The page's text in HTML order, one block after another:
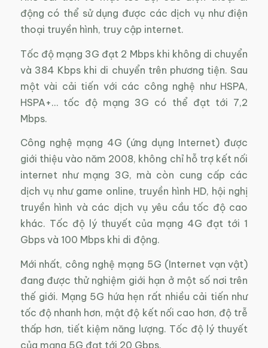
động có thể sử dụng được các dịch vụ như điện
thoại truyền hình, truy cập internet.
Tốc độ mạng 3G đạt 2 Mbps khi không di chuyển
và 384 Kbps khi di chuyển trên phương tiện. Sau
một vài cải tiến với các công nghệ như HSPA,
HSPA+… tốc độ mạng 3G có thể đạt tới 7,2
Mbps.
Công nghệ mạng 4G (ứng dụng Internet) được
giới thiệu vào năm 2008, không chỉ hỗ trợ kết nối
internet như mạng 3G, mà còn cung cấp các
dịch vụ như game online, truyền hình HD, hội nghị
truyền hình và các dịch vụ yêu cầu tốc độ cao
khác. Tốc độ lý thuyết của mạng 4G đạt tới 1
Gbps và 100 Mbps khi di động.
Mới nhất, công nghệ mạng 5G (Internet vạn vật)
đang được thử nghiệm giới hạn ở một số nơi trên
thế giới. Mạng 5G hứa hẹn rất nhiều cải tiến như
tốc độ nhanh hơn, mật độ kết nối cao hơn, độ trễ
thấp hơn, tiết kiệm năng lượng. Tốc độ lý thuyết
của mạng 5G đạt tới 20 Gbps.